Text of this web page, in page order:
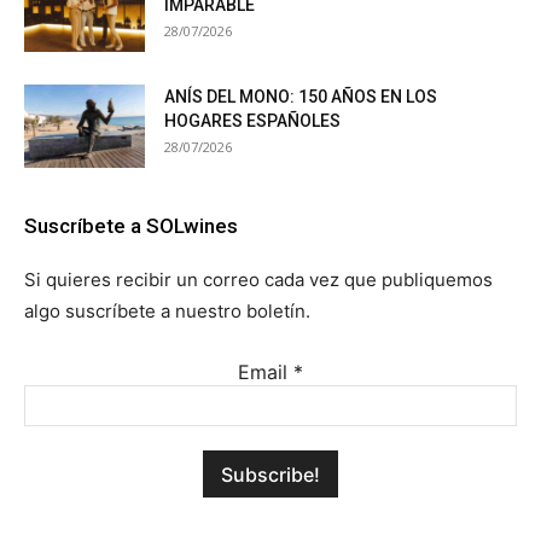
IMPARABLE
28/07/2026
ANÍS DEL MONO: 150 AÑOS EN LOS
HOGARES ESPAÑOLES
28/07/2026
Suscríbete a SOLwines
Si quieres recibir un correo cada vez que publiquemos
algo suscríbete a nuestro boletín.
Email *